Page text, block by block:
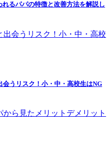
るパパの特徴と改善方法を解説し
うリスク！小・中・高校生はNG